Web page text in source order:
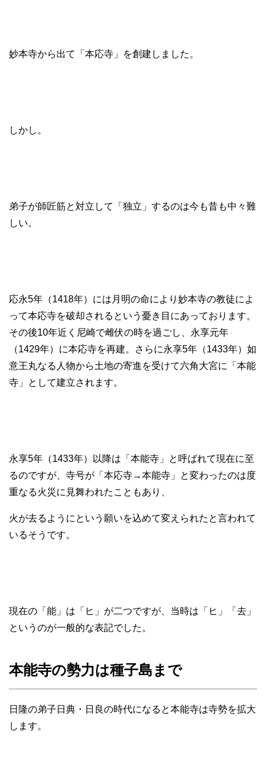
妙本寺から出て「本応寺」を創建しました。
しかし。
弟子が師匠筋と対立して「独立」するのは今も昔も中々難
しい。
応永5年（1418年）には月明の命により妙本寺の教徒によ
って本応寺を破却されるという憂き目にあっております。
その後10年近く尼崎で雌伏の時を過ごし、永享元年
（1429年）に本応寺を再建。さらに永享5年（1433年）如
意王丸なる人物から土地の寄進を受けて六角大宮に「本能
寺」として建立されます。
永享5年（1433年）以降は「本能寺」と呼ばれて現在に至
るのですが、寺号が「本応寺→本能寺」と変わったのは度
重なる火災に見舞われたこともあり、
火が去るようにという願いを込めて変えられたと言われて
いるそうです。
現在の「能」は「ヒ」が二つですが、当時は「ヒ」「去」
というのが一般的な表記でした。
本能寺の勢力は種子島まで
日隆の弟子日典・日良の時代になると本能寺は寺勢を拡大
します。